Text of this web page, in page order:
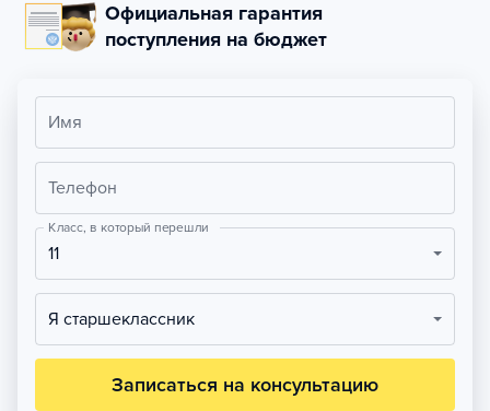
Официальная гарантия
поступления на бюджет
Имя
Телефон
Класс, в который перешли
11
Я старшеклассник
Записаться на консультацию